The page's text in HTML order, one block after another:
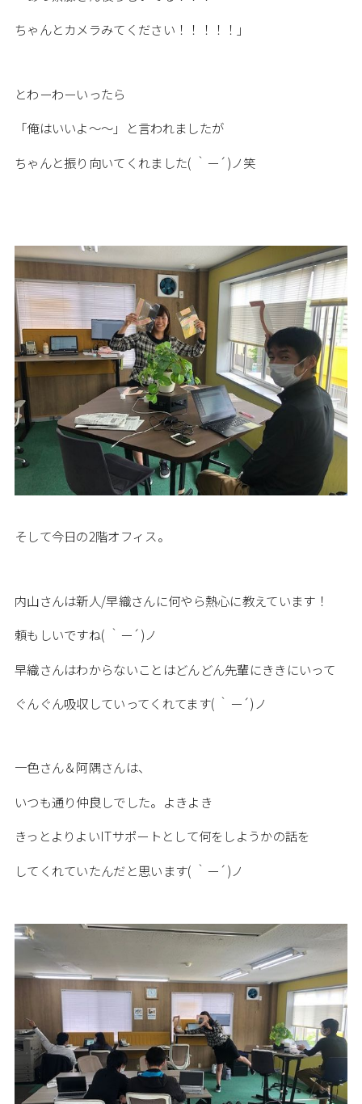
ちゃんとカメラみてください！！！！！」
とわーわーいったら
「俺はいいよ～～」と言われましたが
ちゃんと振り向いてくれました( ｀ー´)ノ笑
そして今日の2階オフィス。
内山さんは新人/早織さんに何やら熱心に教えています！
頼もしいですね( ｀ー´)ノ
早織さんはわからないことはどんどん先輩にききにいって
ぐんぐん吸収していってくれてます( ｀ー´)ノ
一色さん＆阿隅さんは、
いつも通り仲良しでした。よきよき
きっとよりよいITサポートとして何をしようかの話を
してくれていたんだと思います( ｀ー´)ノ